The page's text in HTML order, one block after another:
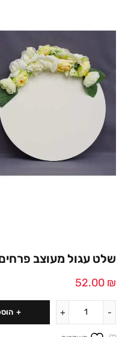
שלט עגול מעוצב
52.00 ₪